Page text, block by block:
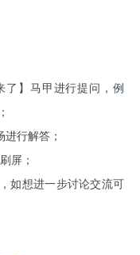
】马甲进行提问，例
行解答；
屏；
如想进一步讨论交流可